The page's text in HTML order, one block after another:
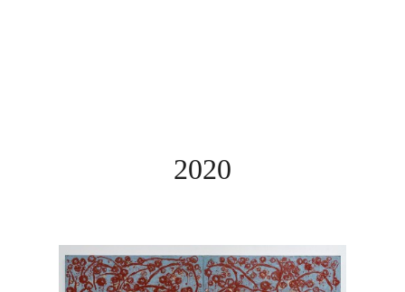
2020